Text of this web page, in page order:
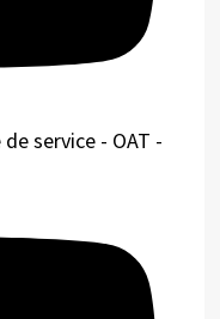
service - OAT -